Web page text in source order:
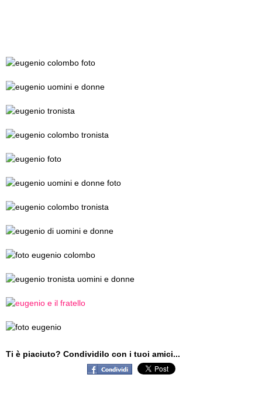
Ti è piaciuto? Condividilo con i tuoi amici...